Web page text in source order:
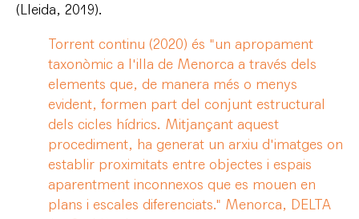
(Lleida, 2019).
Torrent continu (2020) és "un apropament
taxonòmic a l'illa de Menorca a través dels
elements que, de manera més o menys
evident, formen part del conjunt estructural
dels cicles hídrics. Mitjançant aquest
procediment, ha generat un arxiu d'imatges on
establir proximitats entre objectes i espais
aparentment inconnexos que es mouen en
plans i escales diferenciats." Menorca, DELTA